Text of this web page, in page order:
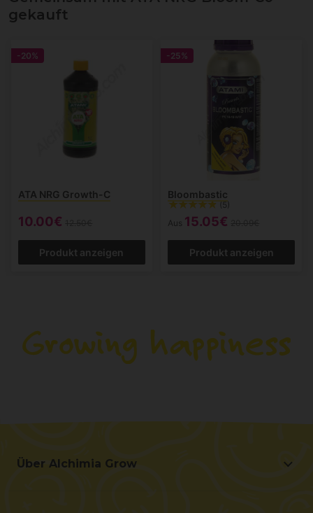
gekauft
-20%
ATA NRG Growth-C
10.00€
Produkt anzeigen
-25%
Bloombastic
(5)
Aus 15.05€
Produkt anzeigen
Über Alchimia Grow
Lage und Kontakt